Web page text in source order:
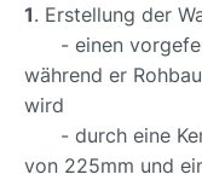
1. Erstellung der
- einen
während er
wird
- durch eine
von 225mm und